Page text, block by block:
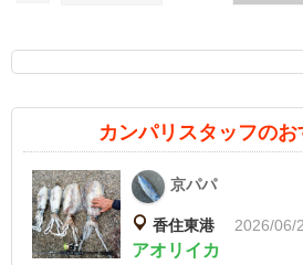
カンパリスタッフの
京パパ
香住東港 2026/06/
アオリイカ